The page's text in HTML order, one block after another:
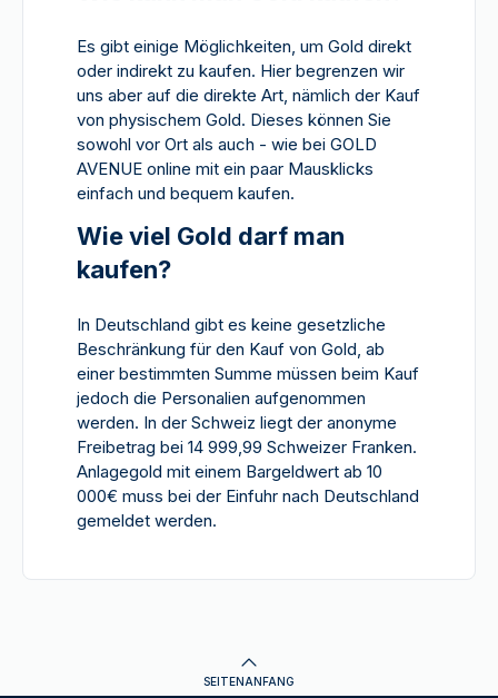
Es gibt einige Möglichkeiten, um Gold direkt
oder indirekt zu kaufen. Hier begrenzen wir
uns aber auf die direkte Art, nämlich der Kauf
von physischem Gold. Dieses können Sie
sowohl vor Ort als auch - wie bei GOLD
AVENUE online mit ein paar Mausklicks
einfach und bequem kaufen.
Wie viel Gold darf man
kaufen?
In Deutschland gibt es keine gesetzliche
Beschränkung für den Kauf von Gold, ab
einer bestimmten Summe müssen beim Kauf
jedoch die Personalien aufgenommen
werden. In der Schweiz liegt der anonyme
Freibetrag bei 14 999,99 Schweizer Franken.
Anlagegold mit einem Bargeldwert ab 10
000€ muss bei der Einfuhr nach Deutschland
gemeldet werden.
SEITENANFANG